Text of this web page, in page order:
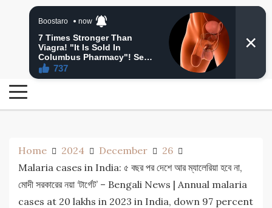
24 Ghanta Bangla News
24 Ghanta Bengali News
Home 2024 December
26
Malaria cases in India: ৫ বছর পর দেশে আর ম্যালেরিয়া হবে না,
মোদী সরকারের নয়া ‘টার্গেট’ – Bengali News | Annual malaria
cases at 20 lakhs in 2023 in India, down 97 percent